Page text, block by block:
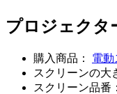
プロジェクタ
購入商品： 電
スクリーンの大
スクリーン品番